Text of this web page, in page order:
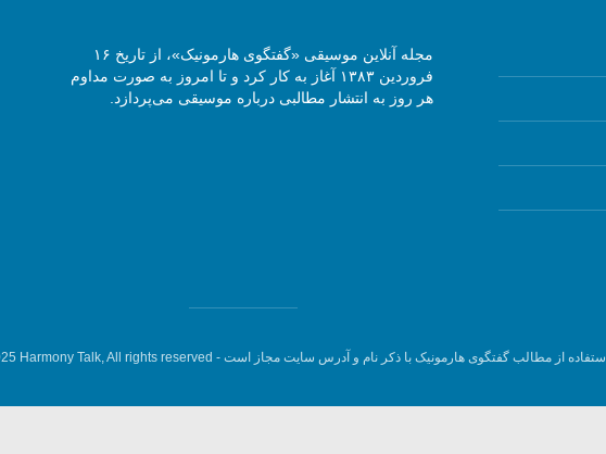
مجله آنلاین موسیقی «گفتگوی هارمونیک»، از تاریخ ۱۶
فروردین ۱۳۸۳ آغاز به کار کرد و تا امروز به صورت مداوم
هر روز به انتشار مطالبی درباره موسیقی می‌پردازد.
استفاده از مطالب گفتگوی هارمونیک با ذکر نام و آدرس سایت مجاز است - Harmony Talk, All rights reserved.